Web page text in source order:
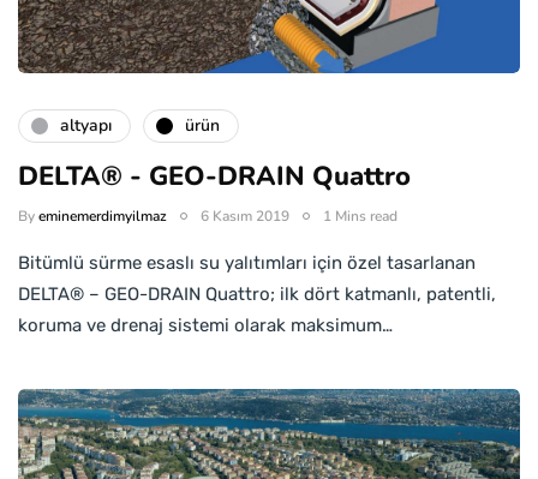
altyapı ürün
DELTA® - GEO-DRAIN Quattro
Byeminemerdimyilmaz 6 Kasım 2019 1 Mins read
Bitümlü sürme esaslı su yalıtımları için özel tasarlanan
DELTA® – GEO-DRAIN Quattro; ilk dört katmanlı, patentli,
koruma ve drenaj sistemi olarak maksimum…